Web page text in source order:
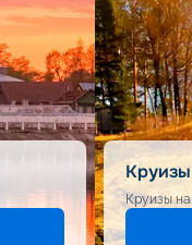
Круизы